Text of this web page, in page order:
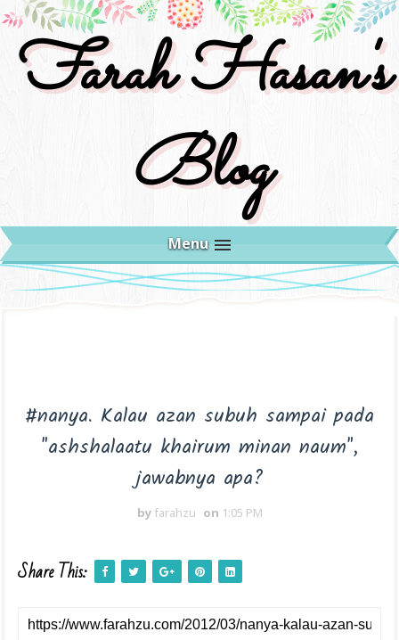
Farah Hasan's
Blog
Menu
#nanya. Kalau azan subuh sampai pada
"ashshalaatu khairum minan naum",
jawabnya apa?
by farahzu on 1:05 PM
Share This: